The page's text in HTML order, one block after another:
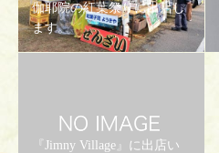
伽耶院の紅葉祭りに出店し
ます。
『Jimny Village』に出店い